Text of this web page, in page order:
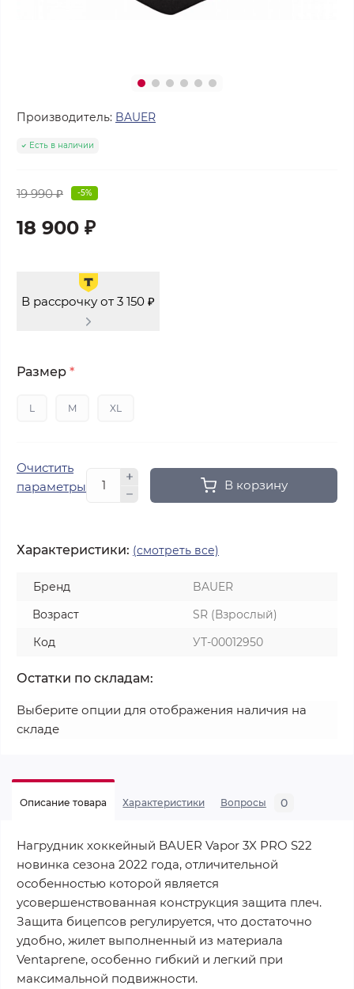
Производитель: BAUER
Есть в наличии
19 990 ₽ -5%
18 900 ₽
В рассрочку от 3 150 ₽
Размер *
L M XL
Очистить
параметры
В корзину
Характеристики: (смотреть все)
Бренд
BAUER
Возраст
SR (Взрослый)
Код
УТ-00012950
Остатки по складам:
Выберите опции для отображения наличия на
складе
Описание товара Характеристики Вопросы 0
Нагрудник хоккейный BAUER Vapor 3X PRO S22
новинка сезона 2022 года, отличительной
особенностью которой является
усовершенствованная конструкция защита плеч.
Защита бицепсов регулируется, что достаточно
удобно, жилет выполненный из материала
Ventaprene, особенно гибкий и легкий при
максимальной подвижности.